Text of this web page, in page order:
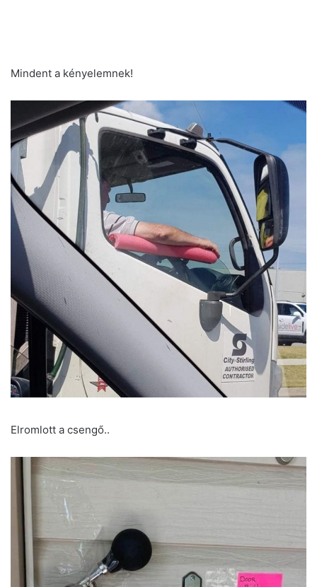
Mindent a kényelemnek!
Elromlott a csengő..